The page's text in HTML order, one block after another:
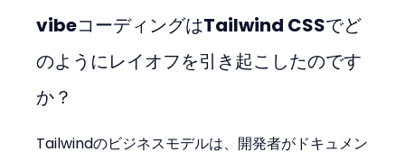
vibeコーディングはTailwind CSSでど
のようにレイオフを引き起こしたのです
か？
Tailwindのビジネスモデルは、開発者がドキュメン